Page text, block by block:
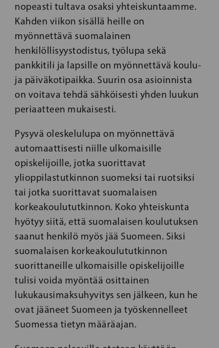
nopeasti tultava osaksi yhteiskuntaamme.
Kahden viikon sisällä heille on
myönnettävä suomalainen
henkilöllisyystodistus, työlupa sekä
pankkitili ja lapsille on myönnettävä koulu-
ja päiväkotipaikka. Suurin osa asioinnista
on voitava tehdä sähköisesti yhden luukun
periaatteen mukaisesti.
Pysyvä oleskelulupa on myönnettävä
automaattisesti niille ulkomaisille
opiskelijoille, jotka suorittavat
ylioppilastutkinnon suomeksi tai ruotsiksi
tai jotka suorittavat suomalaisen
korkeakoulututkinnon. Koko yhteiskunta
hyötyy siitä, että suomalaisen koulutuksen
saanut henkilö myös jää Suomeen. Siksi
suomalaisen korkeakoulututkinnon
suorittaneille ulkomaisille opiskelijoille
tulisi voida myöntää osittainen
lukukausimaksuhyvitys sen jälkeen, kun he
ovat jääneet Suomeen ja työskennelleet
Suomessa tietyn määräajan.